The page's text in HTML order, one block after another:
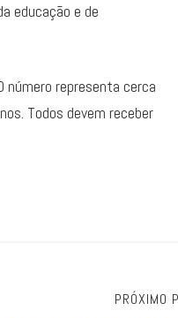
educação e de
número representa cerca
Todos devem receber
PRÓXIMO